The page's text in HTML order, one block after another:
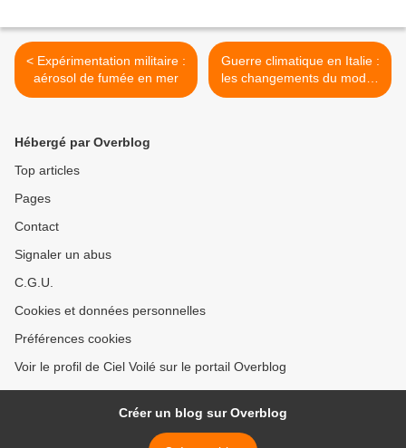
< Expérimentation militaire :
aérosol de fumée en mer
Guerre climatique en Italie :
les changements du modus
operandi depuis 2005 >
Hébergé par Overblog
Top articles
Pages
Contact
Signaler un abus
C.G.U.
Cookies et données personnelles
Préférences cookies
Voir le profil de Ciel Voilé sur le portail Overblog
Créer un blog sur Overblog